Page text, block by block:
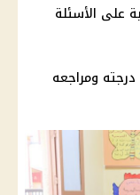
على الأسئلة
ومراجعه